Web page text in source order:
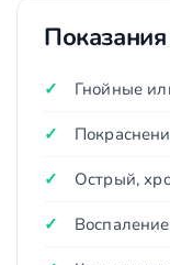
Гнойные
Острый,